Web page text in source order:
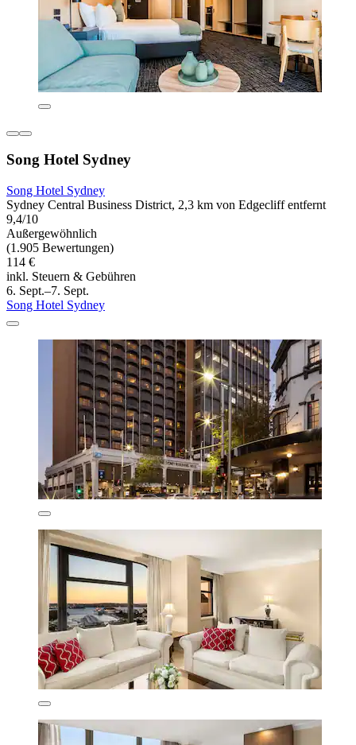
Song Hotel Sydney
Song Hotel Sydney
Sydney Central Business District, 2,3 km von Edgecliff entfernt
9,4/10
Außergewöhnlich
(1.905 Bewertungen)
114 €
inkl. Steuern & Gebühren
6. Sept.–7. Sept.
Song Hotel Sydney